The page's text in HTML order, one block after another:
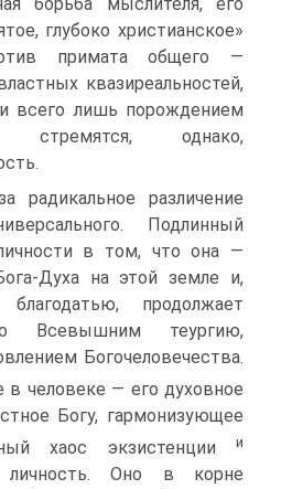
глубоко христианское»
примата общего —
квазиреальностей,
всего лишь порождением
стремятся, однако,
радикальное различение
Подлинный
в том, что она —
Духа на этой земле и,
благодатью, продолжает
Всевышним теургию,
Богочеловечества.
в человеке — его духовное
Богу, гармонизующее
хаос экзистенции
и
личность. Оно в корне